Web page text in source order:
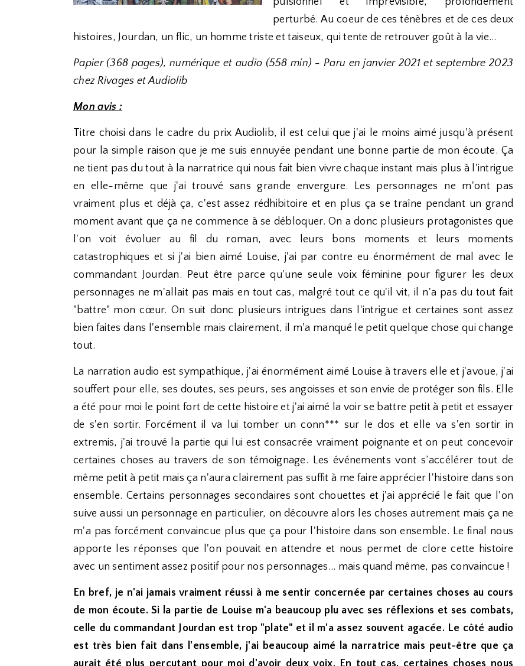
perturbé. Au coeur de ces ténèbres et de ces deux
histoires, Jourdan, un flic, un homme triste et taiseux, qui tente de retrouver goût à la vie...
Papier (368 pages), numérique et audio (558 min) - Paru en janvier 2021 et septembre 2023
chez Rivages et Audiolib
Mon avis :
Titre choisi dans le cadre du prix Audiolib, il est celui que j'ai le moins aimé jusqu'à présent
pour la simple raison que je me suis ennuyée pendant une bonne partie de mon écoute. Ça
ne tient pas du tout à la narratrice qui nous fait bien vivre chaque instant mais plus à l'intrigue
en elle-même que j'ai trouvé sans grande envergure. Les personnages ne m'ont pas
vraiment plus et déjà ça, c'est assez rédhibitoire et en plus ça se traîne pendant un grand
moment avant que ça ne commence à se débloquer. On a donc plusieurs protagonistes que
l'on voit évoluer au fil du roman, avec leurs bons moments et leurs moments
catastrophiques et si j'ai bien aimé Louise, j'ai par contre eu énormément de mal avec le
commandant Jourdan. Peut être parce qu'une seule voix féminine pour figurer les deux
personnages ne m'allait pas mais en tout cas, malgré tout ce qu'il vit, il n'a pas du tout fait
"battre" mon cœur. On suit donc plusieurs intrigues dans l'intrigue et certaines sont assez
bien faites dans l'ensemble mais clairement, il m'a manqué le petit quelque chose qui change
tout.
La narration audio est sympathique, j'ai énormément aimé Louise à travers elle et j'avoue, j'ai
souffert pour elle, ses doutes, ses peurs, ses angoisses et son envie de protéger son fils. Elle
a été pour moi le point fort de cette histoire et j'ai aimé la voir se battre petit à petit et essayer
de s'en sortir. Forcément il va lui tomber un conn*** sur le dos et elle va s'en sortir in
extremis, j'ai trouvé la partie qui lui est consacrée vraiment poignante et on peut concevoir
certaines choses au travers de son témoignage. Les événements vont s’accélérer tout de
même petit à petit mais ça n'aura clairement pas suffit à me faire apprécier l'histoire dans son
ensemble. Certains personnages secondaires sont chouettes et j'ai apprécié le fait que l'on
suive aussi un personnage en particulier, on découvre alors les choses autrement mais ça ne
m'a pas forcément convaincue plus que ça pour l'histoire dans son ensemble. Le final nous
apporte les réponses que l'on pouvait en attendre et nous permet de clore cette histoire
avec un sentiment assez positif pour nos personnages... mais quand même, pas convaincue !
En bref, je n'ai jamais vraiment réussi à me sentir concernée par certaines choses au cours
de mon écoute. Si la partie de Louise m'a beaucoup plu avec ses réflexions et ses combats,
celle du commandant Jourdan est trop "plate" et il m'a assez souvent agacée. Le côté audio
est très bien fait dans l'ensemble, j'ai beaucoup aimé la narratrice mais peut-être que ça
aurait été plus percutant pour moi d'avoir deux voix. En tout cas, certaines choses nous